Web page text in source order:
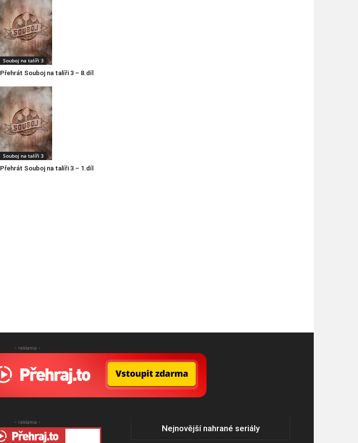
Souboj na talíři 3
Přehrát Souboj na talíři 3 – 8.díl
Souboj na talíři 3
Přehrát Souboj na talíři 3 – 1.díl
- reklama -
- reklama -
Nejnovější nahrané seriály